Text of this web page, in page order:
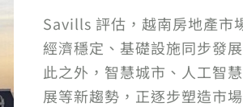
Savills 評估，越南房地產市
經濟穩定、基礎設施同步發
此之外，智慧城市、人工智
展等新趨勢，正逐步塑造市